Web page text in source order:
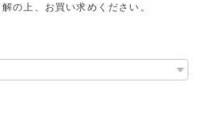
の上、お買い求めください。